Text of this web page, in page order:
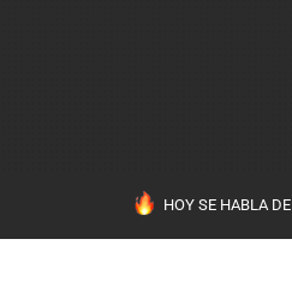
HOY SE HABLA DE